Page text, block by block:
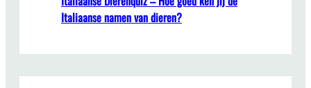
Italiaanse namen van dieren?